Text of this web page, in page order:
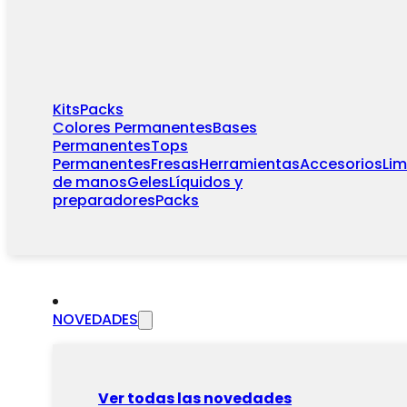
KitsPacks
Colores PermanentesBases
PermanentesTops
PermanentesFresasHerramientasAccesorios
de manosGelesLíquidos y
preparadoresPacks
NOVEDADES
Ver todas las novedades